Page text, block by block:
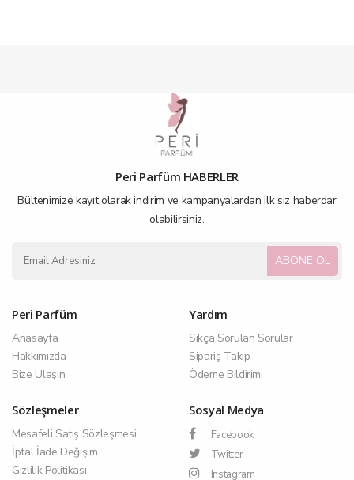
Peri Parfüm HABERLER
Bültenimize kayıt olarak indirim ve kampanyalardan ilk siz haberdar
olabilirsiniz.
ABONE OL
Peri Parfüm
Anasayfa
Hakkımızda
Bize Ulaşın
Yardım
Sıkça Sorulan Sorular
Sipariş Takip
Ödeme Bildirimi
Sözleşmeler
Mesafeli Satış Sözleşmesi
İptal İade Değişim
Gizlilik Politikası
Sosyal Medya
Facebook
Twitter
Instagram